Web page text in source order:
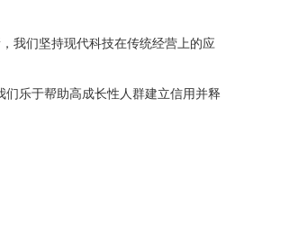
我们坚持现代科技在传统经营上的应
们乐于帮助高成长性人群建立信用并释